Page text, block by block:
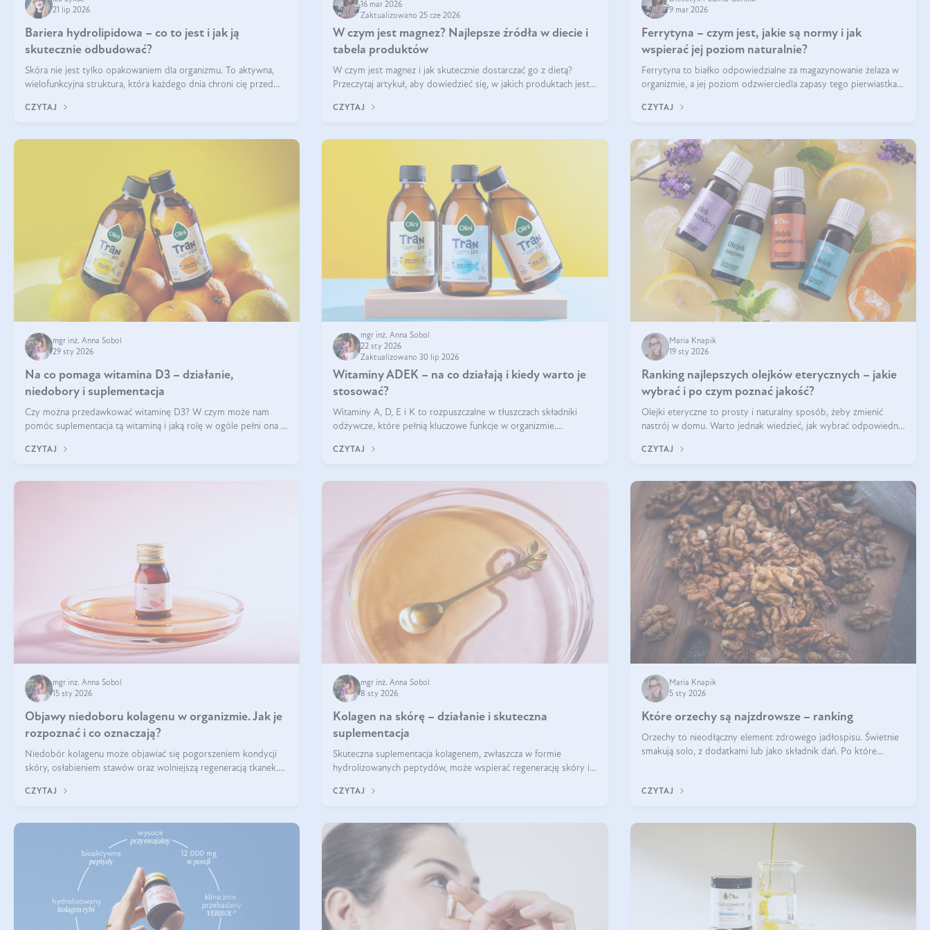
21 lip 2026
Bariera hydrolipidowa – co to jest i jak ją
skutecznie odbudować?
Skóra nie jest tylko opakowaniem dla organizmu. To aktywna,
wielofunkcyjna struktura, która każdego dnia chroni cię przed
środowiskowymi. Jednym z jej kluczowych elementów jest
CZYTAJ
16 mar 2026
Zaktualizowano 25 cze 2026
W czym jest magnez? Najlepsze źródła w diecie i
tabela produktów
W czym jest magnez i jak skutecznie dostarczać go z dietą?
Przeczytaj artykuł, aby dowiedzieć się, w jakich produktach jest
CZYTAJ
9 mar 2026
Ferrytyna – czym jest, jakie są normy i jak
wspierać jej poziom naturalnie?
Ferrytyna to białko odpowiedzialne za magazynowanie żelaza w
organizmie, a jej poziom odzwierciedla zapasy tego pierwiastka.
ferrytyny daje objawy, które mogą utrudniać codzienne
CZYTAJ
mgr inż. Anna Sobol
29 sty 2026
Na co pomaga witamina D3 – działanie,
niedobory i suplementacja
Czy można przedawkować witaminę D3? W czym może nam
pomóc suplementacja tą witaminą i jaką rolę w ogóle pełni ona w
zalecane jest jesienią i zimą, ale czy wiesz, dlaczego warto to
CZYTAJ
mgr inż. Anna Sobol
22 sty 2026
Zaktualizowano 30 lip 2026
Witaminy ADEK – na co działają i kiedy warto je
stosować?
Witaminy A, D, E i K to rozpuszczalne w tłuszczach składniki
odżywcze, które pełnią kluczowe funkcje w organizmie.
krzepliwość krwi oraz mineralizację kości.
CZYTAJ
Maria Knapik
19 sty 2026
Ranking najlepszych olejków eterycznych – jakie
wybrać i po czym poznać jakość?
Olejki eteryczne to prosty i naturalny sposób, żeby zmienić
nastrój w domu. Warto jednak wiedzieć, jak wybrać odpowiednie
eteryczne są najlepsze? Poznaj najważniejsze kryteria wyboru!
CZYTAJ
mgr inż. Anna Sobol
15 sty 2026
Objawy niedoboru kolagenu w organizmie. Jak je
rozpoznać i co oznaczają?
Niedobór kolagenu może objawiać się pogorszeniem kondycji
skóry, osłabieniem stawów oraz wolniejszą regeneracją tkanek.
skóry, bóle stawów, łamliwość paznokci oraz osłabienie włosów.
CZYTAJ
mgr inż. Anna Sobol
8 sty 2026
Kolagen na skórę – działanie i skuteczna
suplementacja
Skuteczna suplementacja kolagenem, zwłaszcza w formie
hydrolizowanych peptydów, może wspierać regenerację skóry i
regularnością stosowania.
CZYTAJ
Maria Knapik
5 sty 2026
Które orzechy są najzdrowsze – ranking
Orzechy to nieodłączny element zdrowego jadłospisu. Świetnie
smakują solo, z dodatkami lub jako składnik dań. Po które
CZYTAJ